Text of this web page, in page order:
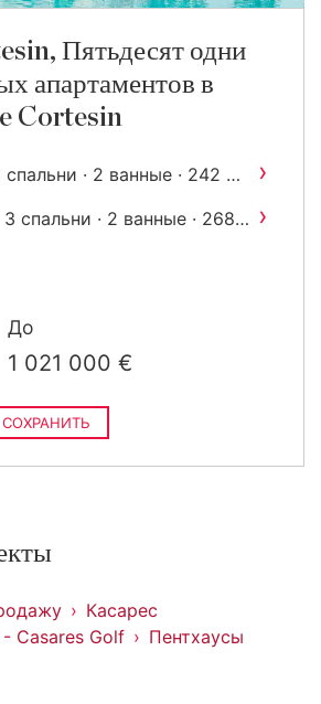
Пятьдесят одни
апартаментов в
Cortesin
спальни · 2 ванные · 242 m ›
3 спальни · 2 ванные · 268
›
До
1 021 000 €
СОХРАНИТЬ
Касарес
Casares Golf
Пентхаусы